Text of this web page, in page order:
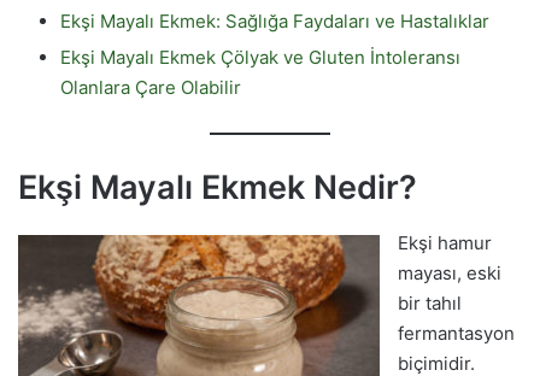
Ekşi Mayalı Ekmek: Sağlığa Faydaları ve Hastalıklar
Ekşi Mayalı Ekmek Çölyak ve Gluten İntoleransı
Olanlara Çare Olabilir
Ekşi Mayalı Ekmek Nedir?
Ekşi hamur
mayası, eski
bir tahıl
fermantasyon
biçimidir.